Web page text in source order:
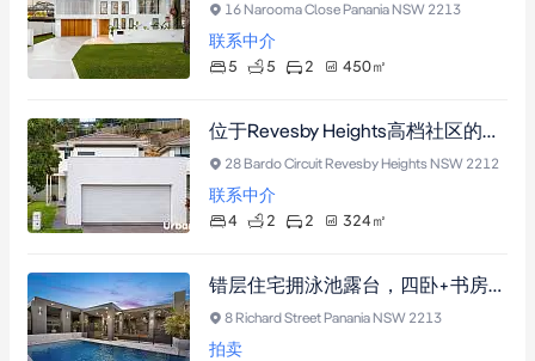
16 Narooma Close Panania NSW 2213
联系中介
5 5 2 450㎡
位于Revesby Heights高档社区的豪华四卧室住宅
28 Bardo Circuit Revesby Heights NSW 2212
联系中介
4 2 2 324 ㎡
错层住宅拥泳池露台，四卧+书房，近Georges River公园与购物中心
8 Richard Street Panania NSW 2213
拍卖